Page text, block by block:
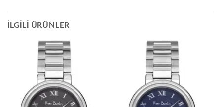
İLGILI ÜRÜNLER